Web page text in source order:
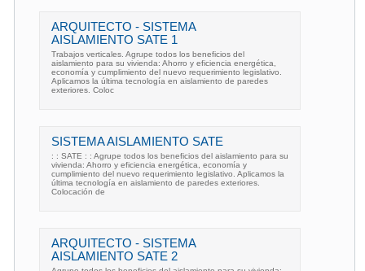
ARQUITECTO - SISTEMA
AISLAMIENTO SATE 1
Trabajos verticales. Agrupe todos los beneficios del
aislamiento para su vivienda: Ahorro y eficiencia energética,
economía y cumplimiento del nuevo requerimiento legislativo.
Aplicamos la última tecnología en aislamiento de paredes
exteriores. Coloc
SISTEMA AISLAMIENTO SATE
: : SATE : : Agrupe todos los beneficios del aislamiento para su
vivienda: Ahorro y eficiencia energética, economía y
cumplimiento del nuevo requerimiento legislativo. Aplicamos la
última tecnología en aislamiento de paredes exteriores.
Colocación de
ARQUITECTO - SISTEMA
AISLAMIENTO SATE 2